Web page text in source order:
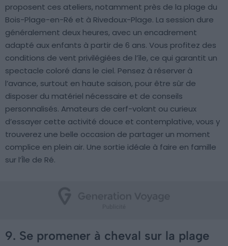
proposent ces ateliers, notamment près de la plage du
Bois-Plage-en-Ré et à Rivedoux-Plage. La session dure
généralement deux heures, avec un encadrement
adapté aux enfants à partir de 6 ans. Vous profitez des
conditions de vent privilégiées de l’île, ce qui garantit un
spectacle coloré dans le ciel. Pensez à réserver à
l’avance, surtout en haute saison, pour être sûr de
disposer du matériel nécessaire et de conseils
personnalisés. Amateurs de cerf-volant ou curieux
d’essayer cette activité douce et contemplative, vous y
trouverez une belle occasion de partager un moment
complice en plein air. Une sortie idéale à faire en famille
sur l’Île de Ré.
9. Se promener à cheval sur la plage